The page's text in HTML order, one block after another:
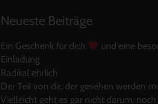
Neueste Beiträge
Ein Geschenk für dich
und eine
Einladung
Radikal ehrlich
Der Teil von dir, der gesehen werden
Vielleicht geht es gar nicht darum,